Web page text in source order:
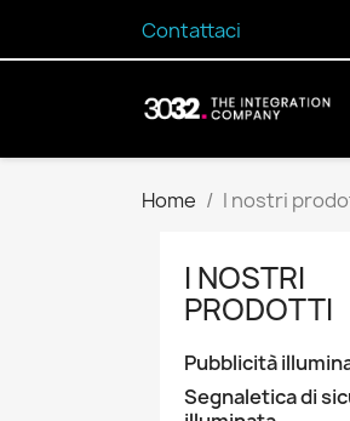
Contattaci
Home I nostri
I NOSTRI
PRODOTTI
Pubblicità
Segnaletica di